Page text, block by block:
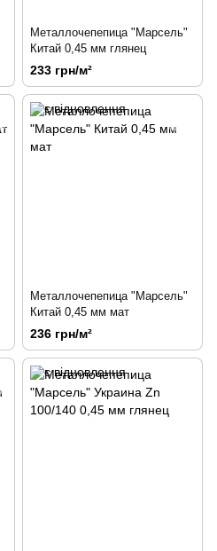
Металлочепепица "Марсель"
Китай 0,45 мм глянец
233 грн/м²
Металлочепепица "Марсель"
Китай 0,45 мм мат
236 грн/м²